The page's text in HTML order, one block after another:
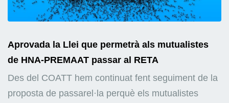
Aprovada la Llei que permetrà als mutualistes
de HNA-PREMAAT passar al RETA
Des del COATT hem continuat fent seguiment de la
proposta de passarel·la perquè els mutualistes